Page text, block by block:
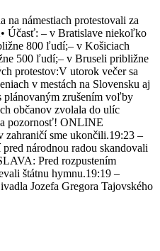
na námestiach protestovali za
Účasť: – v Bratislave niekoľko
800 ľudí;– v Košiciach
500 ľudí;– v Bruseli približne
protestov:V utorok večer sa
v mestách na Slovensku aj
plánovaným zrušením voľby
občanov zvolala do ulíc
pozornosť! ONLINE
zahraničí sme ukončili.19:23 –
národnou radou skandovali
Pred rozpustením
štátnu hymnu.19:19 –
Jozefa Gregora Tajovského